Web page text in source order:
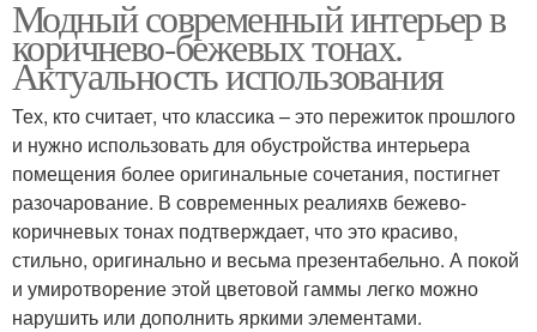
Модный современный интерьер в
коричнево-бежевых тонах.
Актуальность использования
Тех, кто считает, что классика – это пережиток прошлого
и нужно использовать для обустройства интерьера
помещения более оригинальные сочетания, постигнет
разочарование. В современных реалияхв бежево-
коричневых тонах подтверждает, что это красиво,
стильно, оригинально и весьма презентабельно. А покой
и умиротворение этой цветовой гаммы легко можно
нарушить или дополнить яркими элементами.